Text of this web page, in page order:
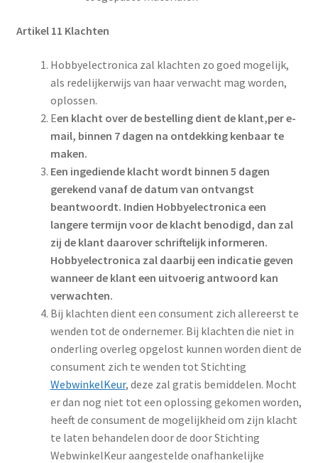
Artikel 11 Klachten
Hobbyelectronica zal klachten zo goed mogelijk,
als redelijkerwijs van haar verwacht mag worden,
oplossen.
Een klacht over de bestelling dient de klant,per e-
mail, binnen 7dagen na ontdekking kenbaar te
maken.
Een ingediende klacht wordt binnen 5 dagen
gerekend vanaf de datum van ontvangst
beantwoordt. Indien Hobbyelectronica een
langere termijn voor de klacht benodigd, dan zal
zij de klant daarover schriftelijk informeren.
Hobbyelectronica zal daarbij een indicatie geven
wanneer de klant een uitvoerig antwoord kan
verwachten.
Bij klachten dient een consument zich allereerst te
wenden tot de ondernemer. Bij klachten die niet in
onderling overleg opgelost kunnen worden dient de
consument zich te wenden tot Stichting
WebwinkelKeur, deze zal gratis bemiddelen. Mocht
er dan nog niet tot een oplossing gekomen worden,
heeft de consument de mogelijkheid om zijn klacht
te laten behandelen door de door Stichting
WebwinkelKeur aangestelde onafhankelijke